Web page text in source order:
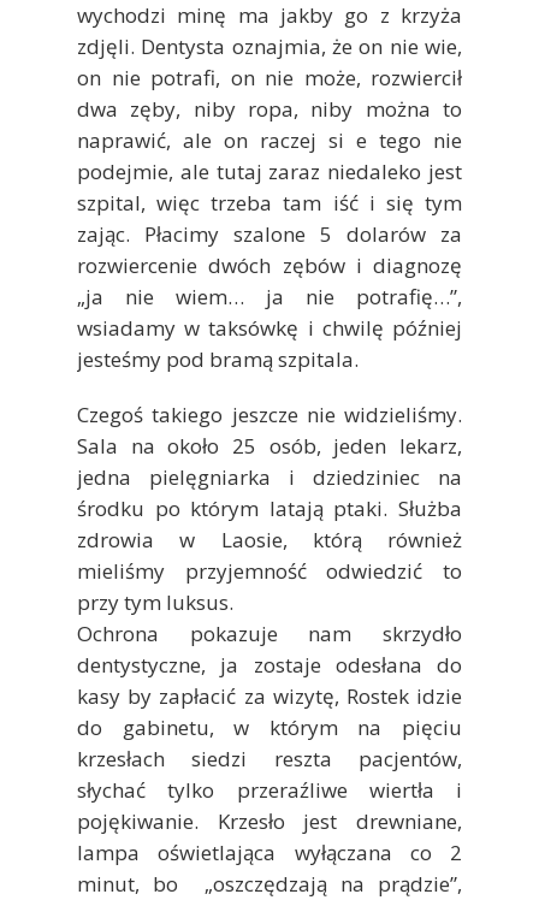
wychodzi minę ma jakby go z krzyża
zdjęli. Dentysta oznajmia, że on nie wie,
on nie potrafi, on nie może, rozwiercił
dwa zęby, niby ropa, niby można to
naprawić, ale on raczej si e tego nie
podejmie, ale tutaj zaraz niedaleko jest
szpital, więc trzeba tam iść i się tym
zając. Płacimy szalone 5 dolarów za
rozwiercenie dwóch zębów i diagnozę
„ja nie wiem… ja nie potrafię…”,
wsiadamy w taksówkę i chwilę później
jesteśmy pod bramą szpitala.
Czegoś takiego jeszcze nie widzieliśmy.
Sala na około 25 osób, jeden lekarz,
jedna pielęgniarka i dziedziniec na
środku po którym latają ptaki. Służba
zdrowia w Laosie, którą również
mieliśmy przyjemność odwiedzić to
przy tym luksus.
Ochrona pokazuje nam skrzydło
dentystyczne, ja zostaje odesłana do
kasy by zapłacić za wizytę, Rostek idzie
do gabinetu, w którym na pięciu
krzesłach siedzi reszta pacjentów,
słychać tylko przeraźliwe wiertła i
pojękiwanie. Krzesło jest drewniane,
lampa oświetlająca wyłączana co 2
minut, bo „oszczędzają na prądzie”,